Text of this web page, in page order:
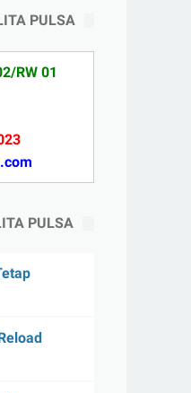
PULSA
RW 01
PULSA